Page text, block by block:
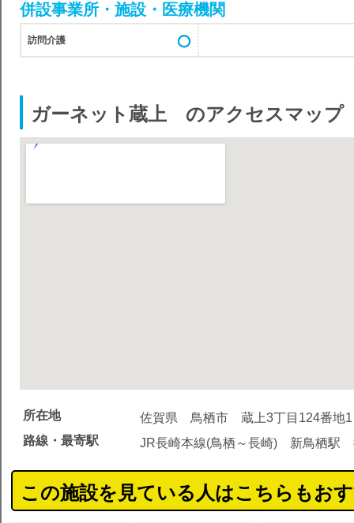
併設事業所・施設・医療機関
訪問介護
ガーネット蔵上 のアクセスマップ
所在地
佐賀県 鳥栖市 蔵上3丁目124番地1
路線・最寄駅
JR長崎本線(鳥栖～長崎) 新鳥栖駅
この施設を見ている人はこちらもお